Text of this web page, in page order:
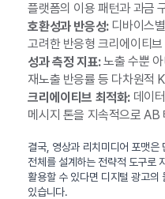
플랫폼의 이용 패턴과 과금
호환성과 반응성:디바이스
고려한 반응형 크리에이티
성과 측정 지표:노출 수뿐 아
재노출 반응률 등 다차원적
크리에이티브 최적화:데이
메시지 톤을 지속적으로 AB
결국, 영상과 리치미디어 포맷은
전체를 설계하는 전략적 도구로
활용할 수 있다면 디지털 광고의
있습니다.